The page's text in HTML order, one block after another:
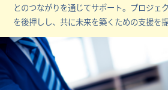
とのつながりを通じてサポート。プロジェ
を後押しし、共に未来を築くための支援を提